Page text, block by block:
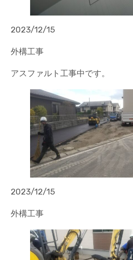
2023/12/15
外構工事
アスファルト工事中です。
2023/12/15
外構工事